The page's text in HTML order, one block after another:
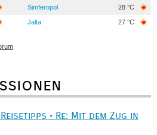
Simferopol 28 °C
Jalta
27 °C
• Re: Mit dem Zug in